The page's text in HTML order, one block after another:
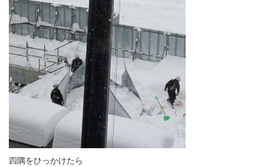
四隅をひっかけたら